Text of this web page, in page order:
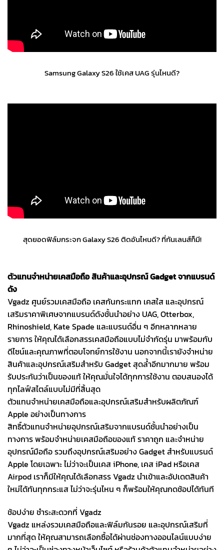
Samsung Galaxy S26 ใช้เคส UAG รุ่นไหนดี?
สุดยอดฟิล์มกระจก Galaxy S26 ติดอันไหนดี? ที่กันเลนส์ก็มี!
ตัวแทนจำหน่ายเคสมือถือ สินค้าและอุปกรณ์ Gadget จากแบรนด์
ดัง
Vgadz ศูนย์รวมเคสมือถือ เคสกันกระแทก เคสใส และอุปกรณ์
เสริมราคาพิเศษจากแบรนด์ดังชั้นนำอย่าง UAG, Otterbox,
Rhinoshield, Kate Spade และแบรนด์อื่น ๆ อีกหลากหลาย
รายการ ให้คุณได้เลือกสรรเคสมือถือแบบไม่จำกัดรุ่น มาพร้อมกับ
ดีไซน์และคุณภาพที่ตอบโจทย์การใช้งาน นอกจากนี้เรายังจำหน่าย
สินค้าและอุปกรณ์เสริมสำหรับ Gadget สุดล้ำอีกมากมาย พร้อม
รับประกันว่าเป็นของแท้ ให้คุณมั่นใจได้ทุกการใช้งาน ตอบสนองได้
ทุกไลฟ์สไตล์แบบไม่มีที่สิ้นสุด
ตัวแทนจำหน่ายเคสมือถือและอุปกรณ์เสริมสำหรับผลิตภัณฑ์
Apple อย่างเป็นทางการ
สิทธิ์ตัวแทนจำหน่ายอุปกรณ์เสริมจากแบรนด์ชั้นนำอย่างเป็น
ทางการ พร้อมจำหน่ายเคสมือถือของแท้ ราคาถูก และจำหน่าย
อุปกรณ์มือถือ รวมถึงอุปกรณ์เสริมอย่าง Gadget สำหรับแบรนด์
Apple โดยเฉพาะ ไม่ว่าจะเป็นเคส iPhone, เคส iPad หรือเคส
Airpod เราก็มีให้คุณได้เลือกสรร Vgadz นำเข้าและอัปเดตสินค้า
ใหม่ได้ทันทุกกระแส ไม่ว่าจะรุ่นไหน ๆ ก็พร้อมให้คุณกดช้อปได้ทันที
ช้อปง่าย ชำระสะดวกที่ Vgadz
Vgadz แหล่งรวมเคสมือถือและฟิล์มกันรอย และอุปกรณ์เสริมที่
มากที่สุด ให้คุณสามารถเลือกซื้อได้ผ่านช่องทางออนไลน์แบบง่าย